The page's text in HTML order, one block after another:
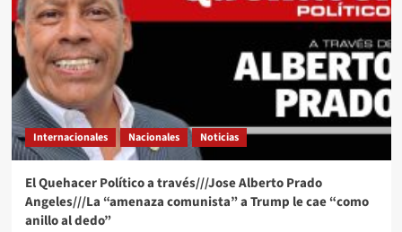
Internacionales Nacionales Noticias
El Quehacer Político a través///Jose Alberto Prado
Angeles///La “amenaza comunista” a Trump le cae “como
anillo al dedo”